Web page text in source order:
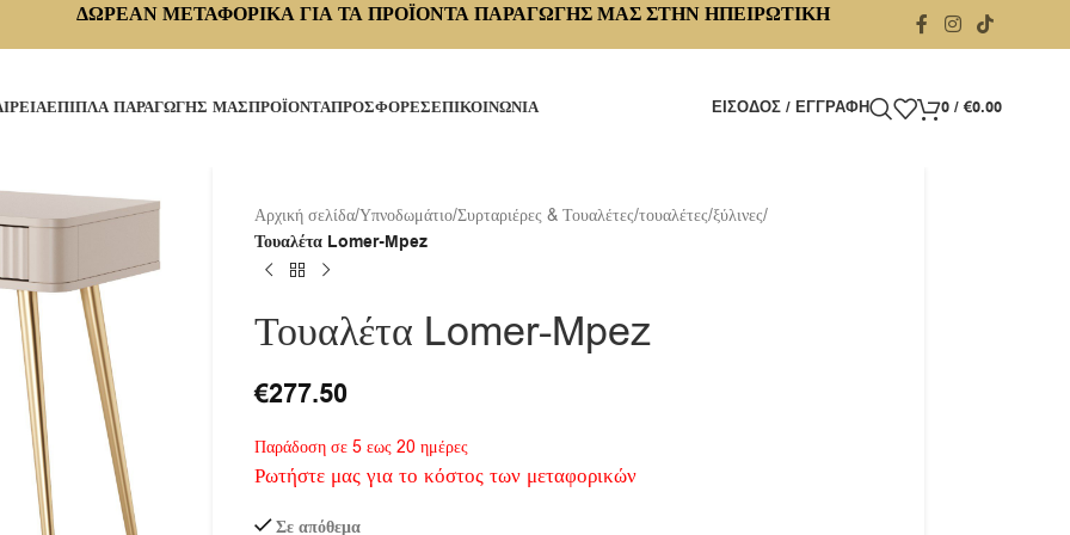
ΔΩΡΕΑΝ ΜΕΤΑΦΟΡΙΚΑ ΓΙΑ ΤΑ ΠΡΟΪΟΝΤΑ ΠΑΡΑΓΩΓΗΣ ΜΑΣ ΣΤΗΝ ΗΠΕΙΡΩΤΙΚΗ
ΕΠΙΠΛΑ ΠΑΡΑΓΩΓΗΣ ΜΑΣΠΡΟΪΟΝΤΑΠΡΟΣΦΟΡΕΣΕΠΙΚΟΙΝΩΝΙΑ ΕΊΣΟΔΟΣ / ΕΓΓΡΑΦΉ 0 / €0.00
Αρχική σελίδα/Υπνοδωμάτιο/Συρταριέρες & Τουαλέτες/τουαλέτες/ξύλινες/
Τουαλέτα Lomer-Mpez
Τουαλέτα Lomer-Mpez
€277.50
Παράδοση σε 5 εως 20 ημέρες
Ρωτήστε μας για το κόστος των μεταφορικών
Σε απόθεμα